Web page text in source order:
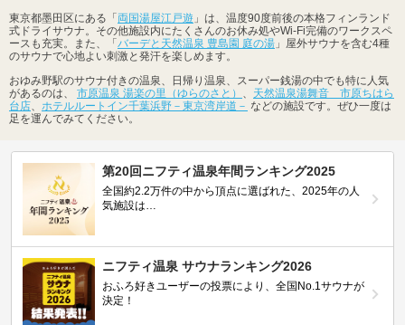
東京都墨田区にある「両国湯屋江戸遊 」は、温度90度前後の本格フィンランド
式ドライサウナ。その他施設内にたくさんのお休み処やWi-Fi完備のワークスペ
ースも充実。また、「バーデと天然温泉 豊島園 庭の湯 」屋外サウナを含む4種
のサウナで心地よい刺激と発汗を楽しめます。
おゆみ野駅のサウナ付きの温泉、日帰り温泉、スーパー銭湯の中でも特に人気
があるのは、 市原温泉 湯楽の里（ゆらのさと）
天然温泉湯舞音 市原ちはら
台店
ホテルルートイン千葉浜野－東京湾岸道－ などの施設です。ぜひ一度は
足を運んでみてください。
第20回ニフティ温泉年間ランキング2025
全国約2.2万件の中から頂点に選ばれた、2025年の人
気施設は…
ニフティ温泉 サウナランキング2026
おふろ好きユーザーの投票により、全国No.1サウナが
決定！